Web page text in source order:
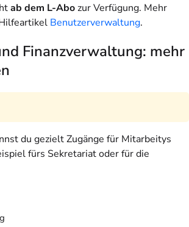
ab dem L-Abozur Verfügung. Mehr
Benutzerverwaltung.
Finanzverwaltung: mehr
du gezielt Zugänge für Mitarbeitys
fürs Sekretariat oder für die